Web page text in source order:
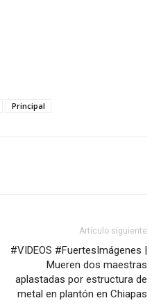
Principal
Artículo siguiente
#VIDEOS #FuertesImágenes |
Mueren dos maestras
aplastadas por estructura de
metal en plantón en Chiapas